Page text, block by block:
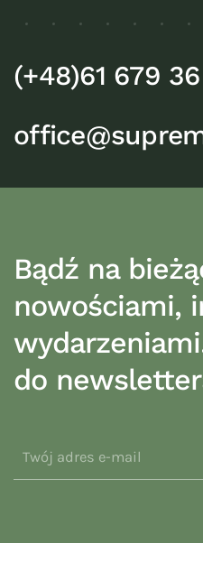
(+48)61 679
Bądź na
nowościami,
do